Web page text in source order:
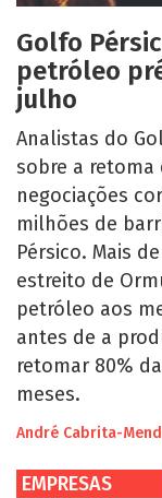
Golfo
petróleo
julho
Analistas do
sobre a retoma
negociações
milhões de
Pérsico. Mais
estreito de
petróleo aos
antes de a
retomar 80%
meses.
André Cabrita-
EMPRESAS